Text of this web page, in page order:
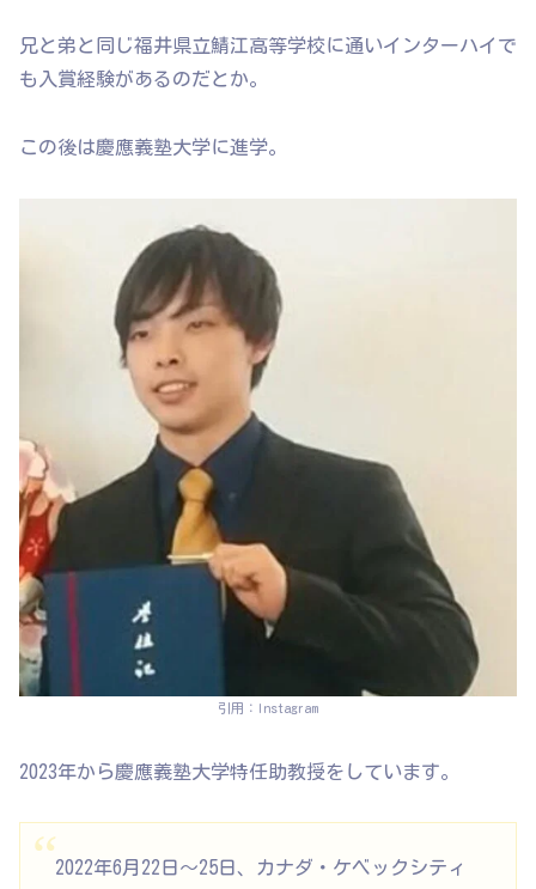
兄と弟と同じ福井県立鯖江高等学校に通いインターハイで
も入賞経験があるのだとか。
この後は慶應義塾大学に進学。
引用：Instagram
2023年から慶應義塾大学特任助教授をしています。
2022年6月22日～25日、カナダ・ケベックシティ